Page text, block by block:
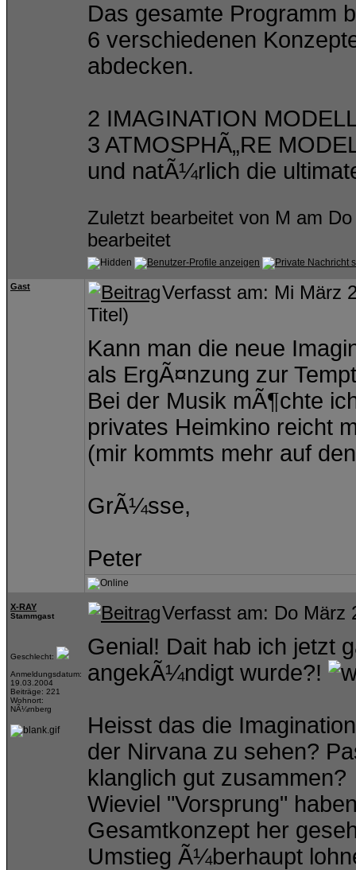
Das gesamte Programm
6 verschiedenen
abdecken.
2 IMAGINATION
3 ATMOSPHÃ„RE
und natÃ¼rlich die
Zuletzt bearbeitet von M am
bearbeitet
Gast
Verfasst am: Mi
Titel)
Kann man die neue
als ErgÃ¤nzung zur
Bei der Musik mÃ¶chte
privates Heimkino reicht
(mir kommts mehr auf
GrÃ¼sse,
Peter
X-RAY
Stammgast
Geschlecht:
Anmeldungsdatum:
19.03.2004
Beiträge: 221
Wohnort:
NÃ¼rnberg
Verfasst am: Do
Genial! Dait hab ich jetzt
angekÃ¼ndigt wurde?!
Heisst das die
der Nirvana zu sehen?
klanglich gut zusammen?
Wieviel "Vorsprung"
Gesamtkonzept her
Umstieg Ã¼berhaupt